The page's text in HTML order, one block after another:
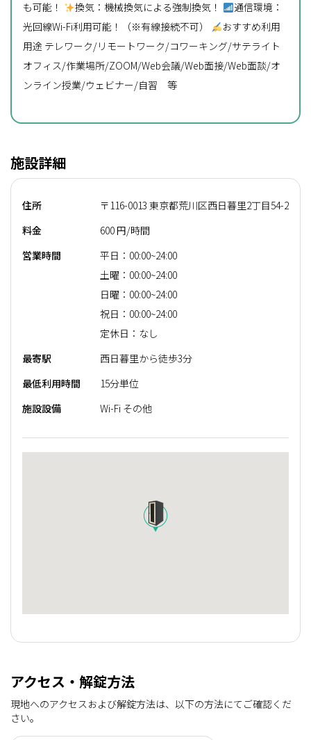
も可能！
換気：機械換気による強制換気！
通信環境：
光回線Wi-Fi利用可能！（※有線接続不可）
おすすめ利用
用途 テレワーク/リモートワーク/コワーキング/サテライト
オフィス/作業場所/ZOOM/Web会議/Web面接/Web面談/オ
ンライン授業/ウェビナー/自習 等
施設詳細
住所
〒116-0013 東京都荒川区西日暮里2丁目54-2
料金
600 円/時間
営業時間
平日：00:00~24:00
土曜：00:00~24:00
日曜：00:00~24:00
祝日：00:00~24:00
定休日：なし
最寄駅
西日暮里から徒歩3分
最低利用時間
15分単位
施設設備
Wi-Fi その他
アクセス・解錠方法
現地へのアクセスおよび解錠方法は、以下の方法にてご確認くだ
さい。